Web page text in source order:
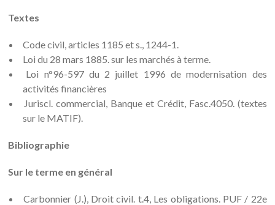
Textes
Code civil, articles 1185 et s., 1244-1.
Loi du 28 mars 1885. sur les marchés à terme.
Loi n°96-597 du 2 juillet 1996 de modernisation des
activités financières
Juriscl. commercial, Banque et Crédit, Fasc.4050. (textes
sur le MATIF).
Bibliographie
Sur le terme en général
Carbonnier (J.), Droit civil. t.4, Les obligations. PUF / 22e